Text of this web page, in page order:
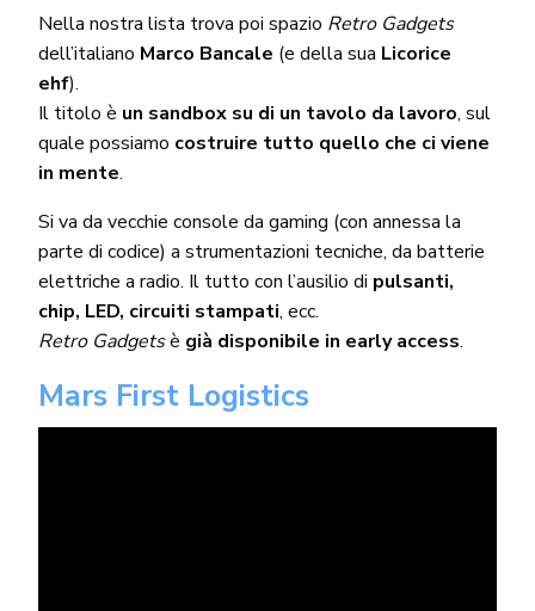
Nella nostra lista trova poi spazio Retro Gadgets
dell’italiano Marco Bancale (e della sua Licorice
ehf).
Il titolo è un sandbox su di un tavolo da lavoro, sul
quale possiamo costruire tutto quello che ci viene
in mente.
Si va da vecchie console da gaming (con annessa la
parte di codice) a strumentazioni tecniche, da batterie
elettriche a radio. Il tutto con l’ausilio di pulsanti,
chip, LED, circuiti stampati, ecc.
Retro Gadgetsè già disponibile in early access.
Mars First Logistics